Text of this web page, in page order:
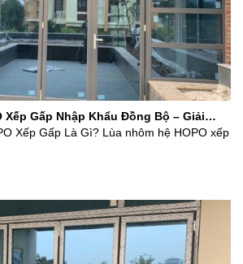
Xếp Gấp Nhập Khẩu Đồng Bộ – Giải
Không Gian Mở
Xếp Gấp Là Gì? Lùa nhôm hệ HOPO xếp